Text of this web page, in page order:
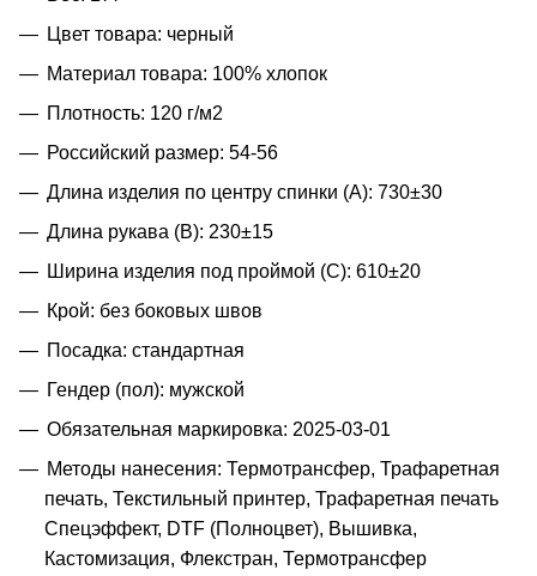
Цвет товара: черный
Материал товара: 100% хлопок
Плотность: 120 г/м2
Российский размер: 54-56
Длина изделия по центру спинки (A): 730±30
Длина рукава (B): 230±15
Ширина изделия под проймой (С): 610±20
Крой: без боковых швов
Посадка: стандартная
Гендер (пол): мужской
Обязательная маркировка: 2025-03-01
Методы нанесения: Термотрансфер, Трафаретная
печать, Текстильный принтер, Трафаретная печать
Спецэффект, DTF (Полноцвет), Вышивка,
Кастомизация, Флекстран, Термотрансфер